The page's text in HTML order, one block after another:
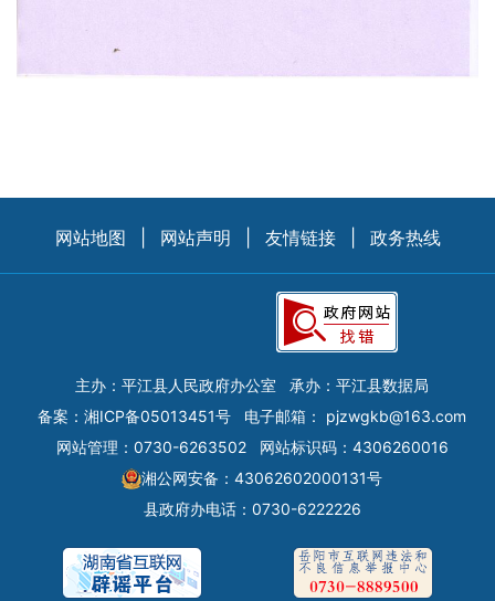
网站地图 网站声明 友情链接 政务热线
主办：平江县人民政府办公室
承办：平江县数据局
备案： 湘ICP备05013451号 电子邮箱： pjzwgkb@163.com
网站管理：0730-6263502
网站标识码：4306260016
湘公网安备：43062602000131号
县政府办电话：0730-6222226